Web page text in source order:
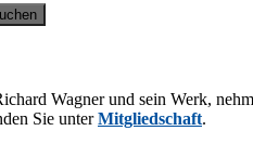
Wag­ner und sein Werk,
Sie un­terMit­glied­schaft.